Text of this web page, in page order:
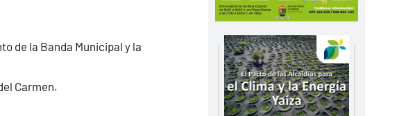
de la Banda Municipal y la
Carmen.